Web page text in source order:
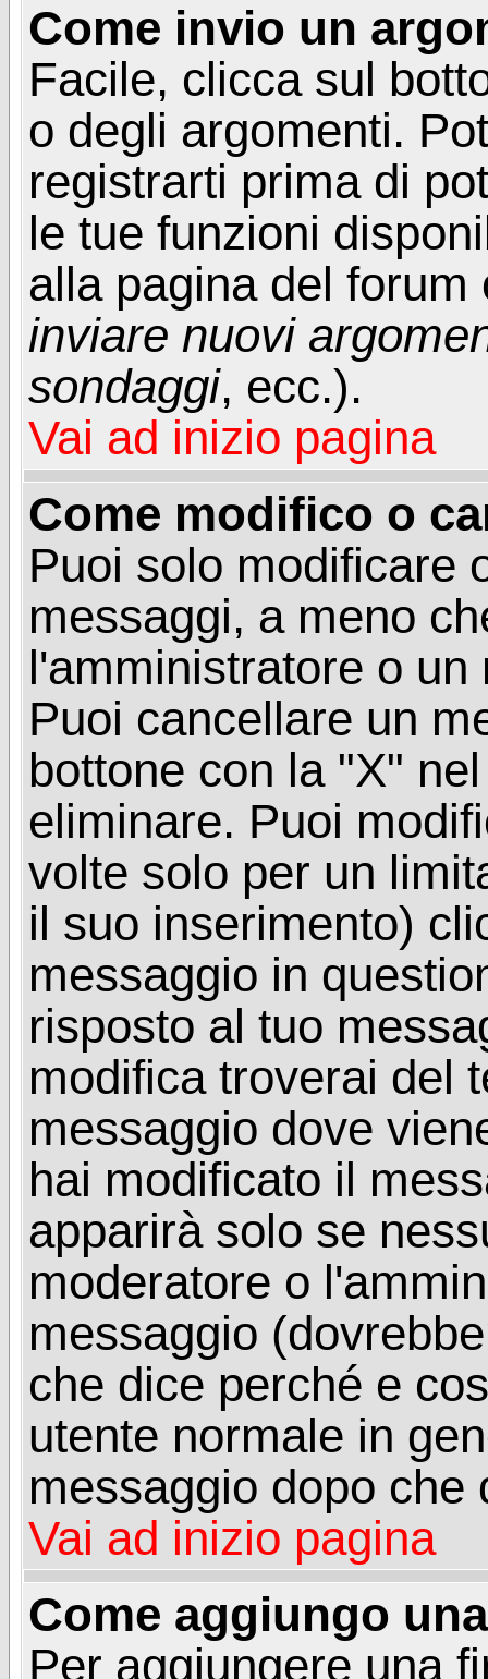
Come invio un
Facile, clicca sul
o degli argomenti.
registrarti prima di
le tue funzioni
alla pagina del
inviare nuovi
sondaggi, ecc.).
Vai ad inizio pagina
Come modifico o
Puoi solo modificare
messaggi, a meno
l'amministratore o
Puoi cancellare un
bottone con la "X"
eliminare. Puoi
volte solo per un
il suo inserimento)
messaggio in
risposto al tuo
modifica troverai del
messaggio dove
hai modificato il
apparirà solo se
moderatore o
messaggio
che dice perché e
utente normale in
messaggio dopo che
Vai ad inizio pagina
Come aggiungo
Per aggiungere una